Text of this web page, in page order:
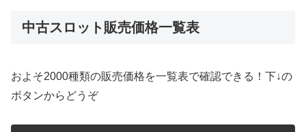
中古スロット販売価格一覧表
およそ2000種類の販売価格を一覧表で確認できる！下↓の
ボタンからどうぞ